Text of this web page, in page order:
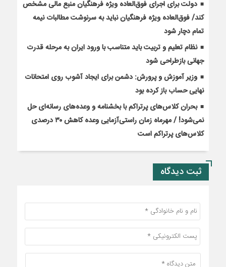
دولت برای اجرای فوق‌العاده ویژه فرهنگیان منبع مالی مشخص
کند/ فوق‌العاده ویژه فرهنگیان نباید به سرنوشت مطالبات نیمه‌
تمام دچار شود
نظام تعلیم و تربیت باید متناسب با ورود ایران به مرحله قدرت
جهانی بازطراحی شود
وزیر آموزش و پرورش: دشمن برای ایجاد آشوب روی امتحانات
نهایی حساب باز کرده بود
بحران کلاس‌های پرتراکم با بخشنامه و وعده‌های رسانه‌ای حل
نمی‌شود! / مهرماه زمان راستی‌آزمایی وعده کاهش ۳۰ درصدی
کلاس‌های پرتراکم است
ثبت دیدگاه